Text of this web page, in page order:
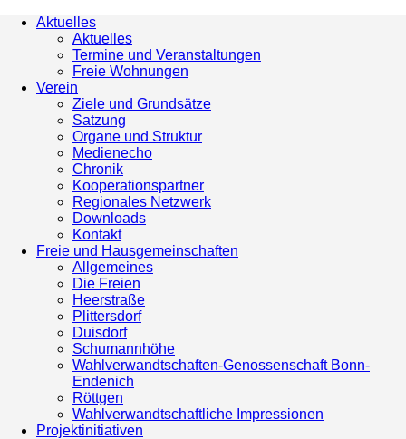
Aktuelles
Aktuelles
Termine und Veranstaltungen
Freie Wohnungen
Verein
Ziele und Grundsätze
Satzung
Organe und Struktur
Medienecho
Chronik
Kooperationspartner
Regionales Netzwerk
Downloads
Kontakt
Freie und Hausgemeinschaften
Allgemeines
Die Freien
Heerstraße
Plittersdorf
Duisdorf
Schumannhöhe
Wahlverwandtschaften-Genossenschaft Bonn-
Endenich
Röttgen
Wahlverwandtschaftliche Impressionen
Projektinitiativen